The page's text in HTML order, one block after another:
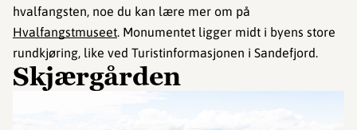
hvalfangsten, noe du kan lære mer om på
Hvalfangstmuseet . Monumentet ligger midt i byens store
rundkjøring, like ved Turistinformasjonen i Sandefjord.
Skjærgården